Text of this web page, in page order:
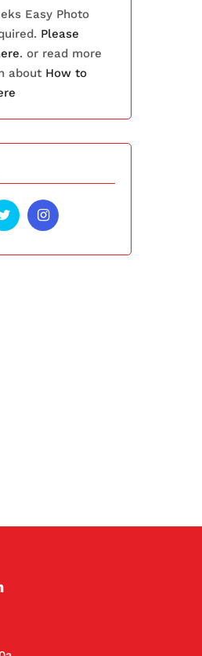
Easy Photo
Please
. or read more
about How to